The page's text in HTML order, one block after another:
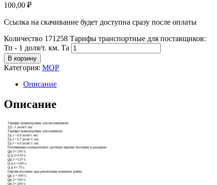
100,00 ₽
Ссылка на скачивание будет доступна сразу после оплаты
Количество 171258 Тарифы транспортные для поставщиков:
Тп - 1 доля/т. км. Та
В корзину
Категория: МОР
Описание
Описание